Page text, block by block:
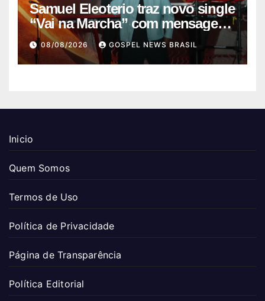
Samuel Eleoterio traz novo single
“Vai na Marcha” com mensagem
de f…
08/08/2026 GOSPEL NEWS BRASIL
Inicio
Quem Somos
Termos de Uso
Política de Privacidade
Página de Transparência
Política Editorial